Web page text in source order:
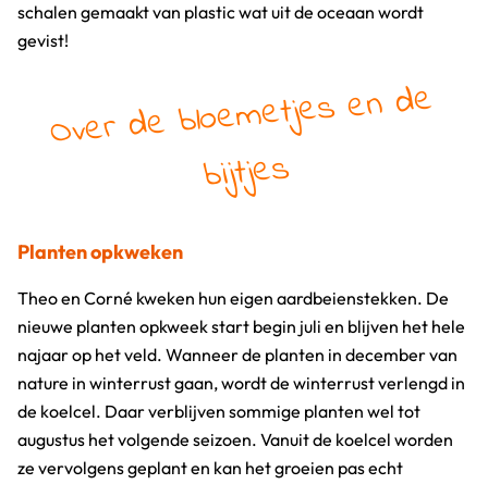
schalen gemaakt van plastic wat uit de oceaan wordt
gevist!
Over de bloe
metjes en de
bijtjes
Planten opkweken
Theo en Corné kweken hun eigen aardbeienstekken. De
nieuwe planten opkweek start begin juli en blijven het hele
najaar op het veld. Wanneer de planten in december van
nature in winterrust gaan, wordt de winterrust verlengd in
de koelcel. Daar verblijven sommige planten wel tot
augustus het volgende seizoen. Vanuit de koelcel worden
ze vervolgens geplant en kan het groeien pas echt